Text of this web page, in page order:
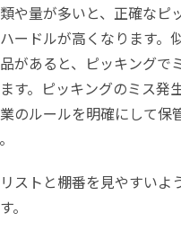
や量が多いと、正確なピ
ードルが高くなります。
があると、ピッキングで
す。ピッキングのミス発
のルールを明確にして保
ストと棚番を見やすいよ
。